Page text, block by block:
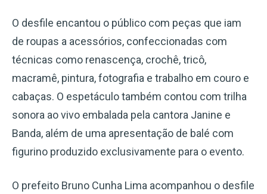
O desfile encantou o público com peças que iam
de roupas a acessórios, confeccionadas com
técnicas como renascença, crochê, tricô,
macramê, pintura, fotografia e trabalho em couro e
cabaças. O espetáculo também contou com trilha
sonora ao vivo embalada pela cantora Janine e
Banda, além de uma apresentação de balé com
figurino produzido exclusivamente para o evento.
O prefeito Bruno Cunha Lima acompanhou o desfile